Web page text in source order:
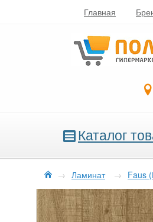
Главная
Каталог
→ Ламинат → Faus